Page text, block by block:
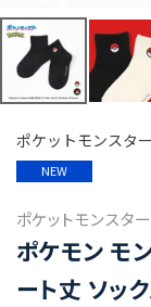
ポケットモンスター
NEW
ポケットモンスタ
ポケモン モ
ート丈 ソッ